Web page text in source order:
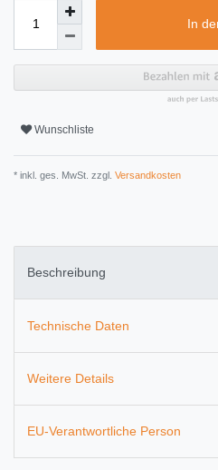
In
Wunschliste
* inkl. ges. MwSt. zzgl. Versandkosten
Beschreibung
Technische Daten
Weitere Details
EU-Verantwortliche Person